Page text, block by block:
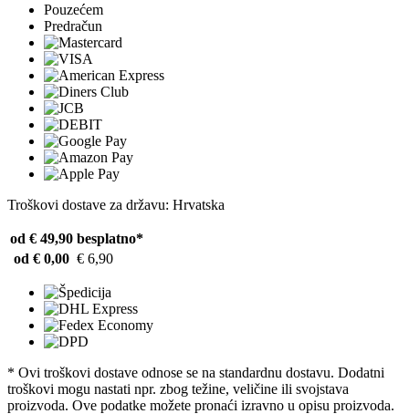
Pouzećem
Predračun
Troškovi dostave za državu: Hrvatska
od € 49,90 besplatno*
od € 0,00 € 6,90
* Ovi troškovi dostave odnose se na standardnu ​​dostavu. Dodatni
troškovi mogu nastati npr. zbog težine, veličine ili svojstava
proizvoda. Ove podatke možete pronaći izravno u opisu proizvoda.